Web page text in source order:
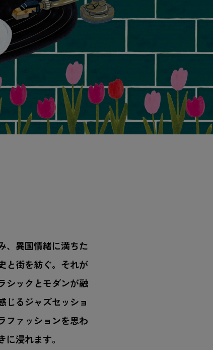
、異国情緒に満ちた
と街を紡ぐ。それが
シックとモダンが融
じるジャズセッショ
ファッションを思わ
浸れます。